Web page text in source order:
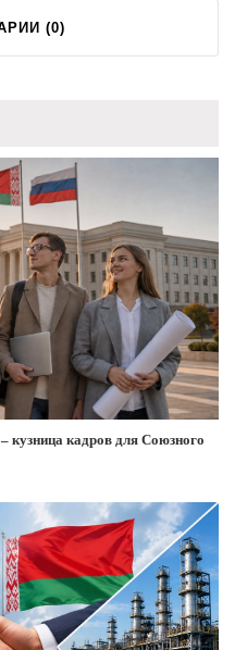
(0)
кузница кадров для Союзного